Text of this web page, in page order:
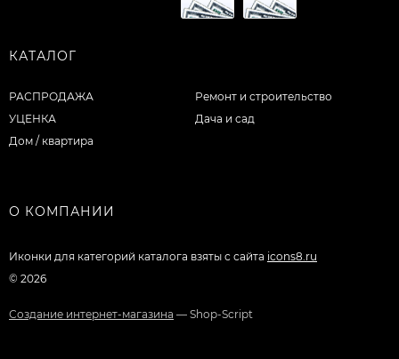
КАТАЛОГ
РАСПРОДАЖА
УЦЕНКА
Дом / квартира
Ремонт и строительство
Дача и сад
О КОМПАНИИ
Иконки для категорий каталога взяты с сайта icons8.ru
© 2026
Создание интернет-магазина — Shop-Script